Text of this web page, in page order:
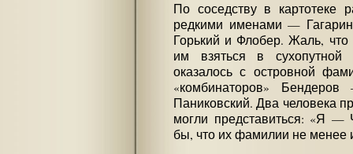
По соседству в картотеке
редкими именами —
Горький и Флобер. Жаль,
им взяться в
оказалось с островной
«комбинаторов»
Паниковский. Два человека
могли представиться: «Я —
бы, что их фамилии не менее